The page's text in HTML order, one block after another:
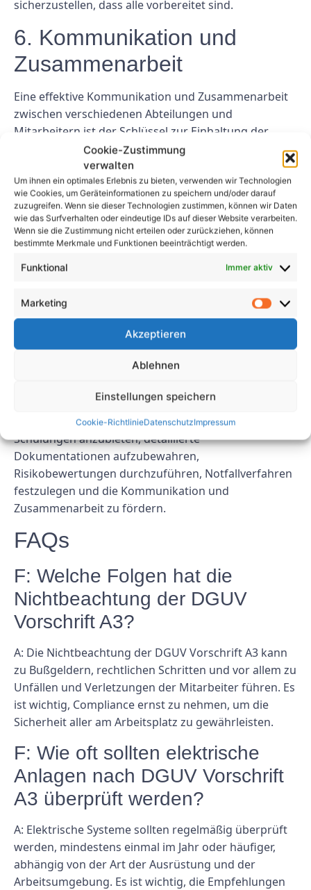
Cookie-Zustimmung
verwalten
Um ihnen ein optimales Erlebnis zu bieten, verwenden wir Technologien
wie Cookies, um Geräteinformationen zu speichern und/oder darauf
zuzugreifen. Wenn sie dieser Technologien zustimmen, können wir Daten
wie das Surfverhalten oder eindeutige IDs auf dieser Website verarbeiten.
Wenn sie die Zustimmung nicht erteilen oder zurückziehen, können
bestimmte Merkmale und Funktionen beeinträchtigt werden.
Funktional Immer aktiv
Marketing
Akzeptieren
Ablehnen
Einstellungen speichern
Cookie-RichtlinieDatenschutzImpressum
sicherzustellen, dass alle vorbereitet sind.
6. Kommunikation und
Zusammenarbeit
Eine effektive Kommunikation und Zusammenarbeit
zwischen verschiedenen Abteilungen und
Mitarbeitern ist der Schlüssel zur Einhaltung der
DGUV Vorschrift A3. Stellen Sie sicher, dass sich jeder
seiner Verantwortlichkeiten und Rollen bei der
Aufrechterhaltung der elektrischen Sicherheit
bewusst ist. Fördern Sie eine offene Kommunikation
und Zusammenarbeit, um etwaige Probleme
umgehend zu erkennen und anzugehen.
Abschluss
Die Einhaltung der DGUV Vorschrift A3 ist für die
Sicherheit der Mitarbeiter und den reibungslosen
Betrieb Ihres Unternehmens unerlässlich. Durch
Befolgen dieser Top-Tipps können Sie sicherstellen,
dass Ihr Unternehmen die erforderlichen
aufrechterhält. Denken Sie daran, regelmäßige
Inspektionen durchzuführen, Schulungen und
Schulungen anzubieten, detaillierte
Dokumentationen aufzubewahren,
Risikobewertungen durchzuführen, Notfallverfahren
festzulegen und die Kommunikation und
Zusammenarbeit zu fördern.
FAQs
F: Welche Folgen hat die
Nichtbeachtung der DGUV
Vorschrift A3?
A: Die Nichtbeachtung der DGUV Vorschrift A3 kann
zu Bußgeldern, rechtlichen Schritten und vor allem zu
Unfällen und Verletzungen der Mitarbeiter führen. Es
ist wichtig, Compliance ernst zu nehmen, um die
Sicherheit aller am Arbeitsplatz zu gewährleisten.
F: Wie oft sollten elektrische
Anlagen nach DGUV Vorschrift
A3 überprüft werden?
A: Elektrische Systeme sollten regelmäßig überprüft
werden, mindestens einmal im Jahr oder häufiger,
abhängig von der Art der Ausrüstung und der
Arbeitsumgebung. Es ist wichtig, die Empfehlungen